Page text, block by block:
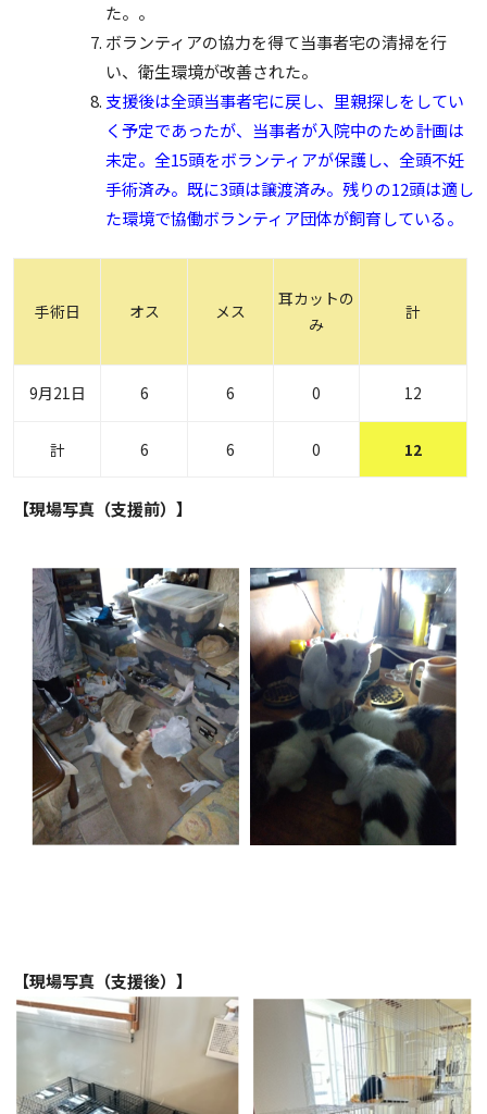
た。。
ボランティアの協力を得て当事者宅の清掃を行
い、衛生環境が改善された。
支援後は全頭当事者宅に戻し、里親探しをしてい
く予定であったが、当事者が入院中のため計画は
未定。全15頭をボランティアが保護し、全頭不妊
手術済み。既に3頭は譲渡済み。残りの12頭は適し
た環境で協働ボランティア団体が飼育している。
手術日 オス メス
耳カットの
み
計
9月21日 6 6 0 12
計 6 6 0 12
【現場写真（支援前）】
【現場写真（支援後）】